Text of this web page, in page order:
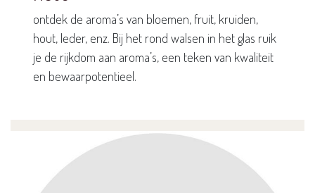
ontdek de aroma’s van bloemen, fruit, kruiden,
hout, leder, enz. Bij het rond walsen in het glas ruik
je de rijkdom aan aroma’s, een teken van kwaliteit
en bewaarpotentieel.